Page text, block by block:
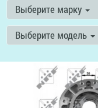
Выберите марку
Выберите модель